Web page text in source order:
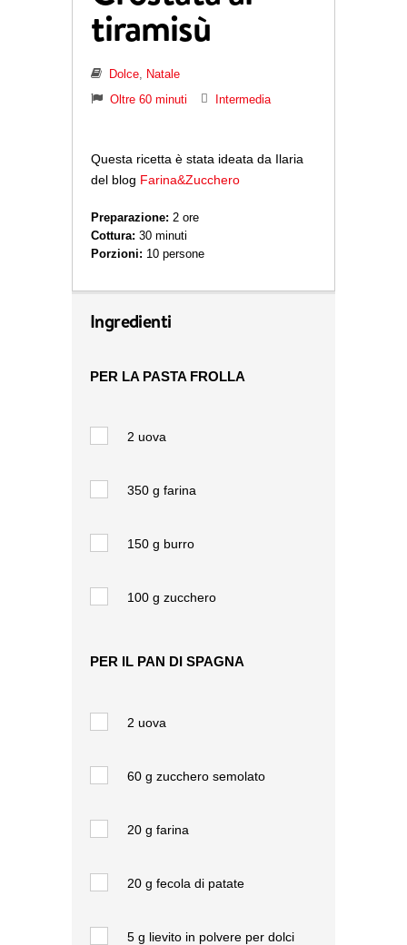
tiramisù
Dolce, Natale
Oltre 60 minuti
Intermedia
Questa ricetta è stata ideata da Ilaria
del blog Farina&Zucchero
Preparazione: 2 ore
Cottura: 30 minuti
Porzioni: 10 persone
Ingredienti
PER LA PASTA FROLLA
2 uova
350 g farina
150 g burro
100 g zucchero
PER IL PAN DI SPAGNA
2 uova
60 g zucchero semolato
20 g farina
20 g fecola di patate
5 g lievito in polvere per dolci